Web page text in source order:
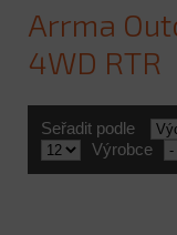
Arrma
4WD RTR
Seřadit podle
Výrobce